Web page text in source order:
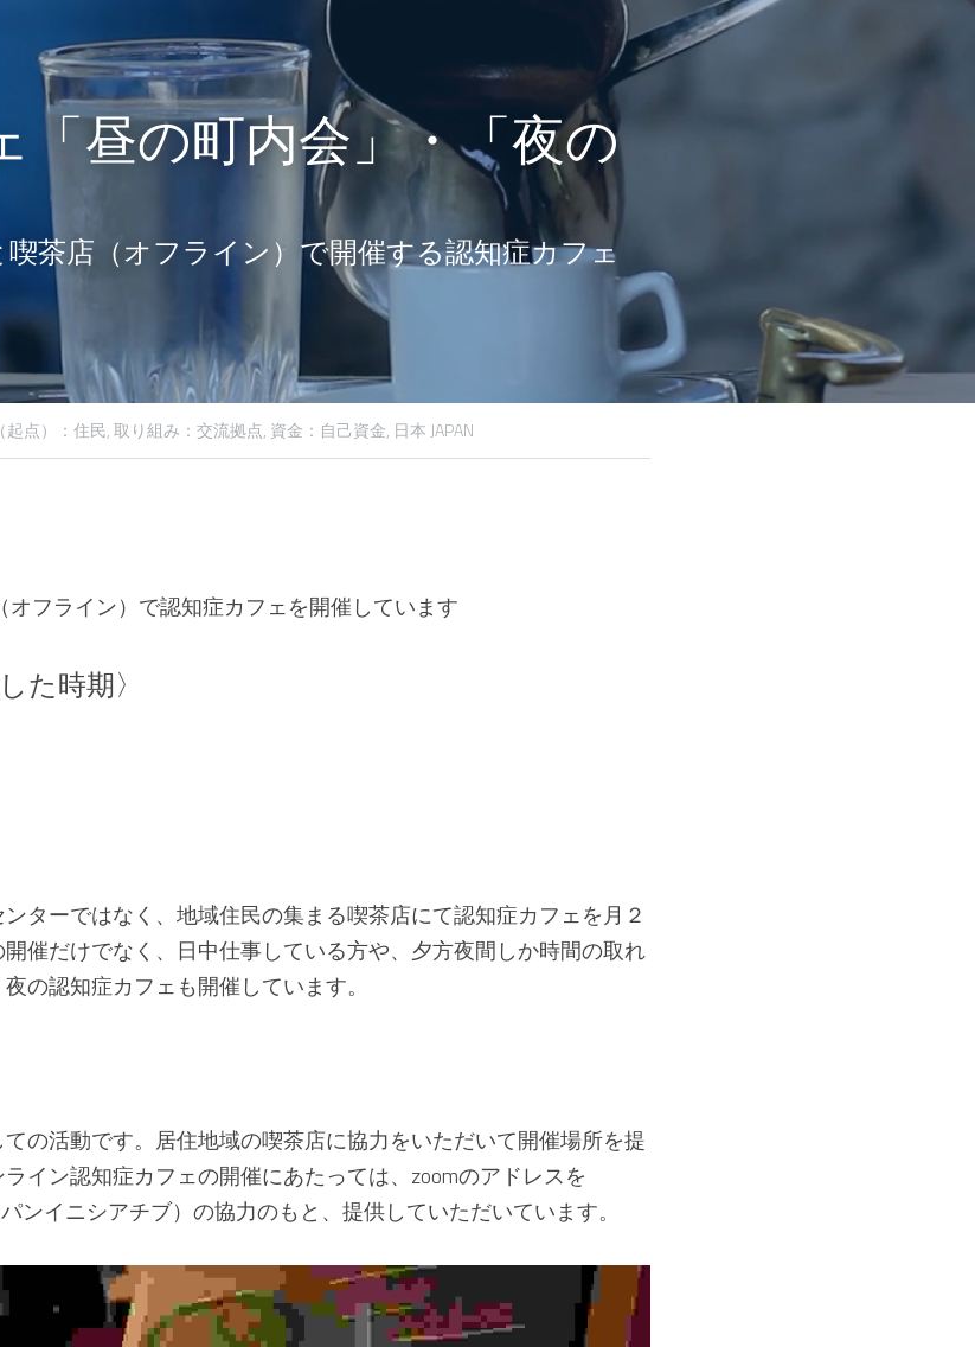
「昼の町内会」・「夜の
茶店（オフライン）で開催する認知症カフェ
起点）：住民,取り組み：交流拠点, 資金：自己資金, 日本 JAPAN
オフライン）で認知症カフェを開催しています
た時期〉
ターではなく、地域住民の集まる喫茶店にて認知症カフェを月２
催だけでなく、日中仕事している方や、夕方夜間しか時間の取れ
の認知症カフェも開催しています。
の活動です。居住地域の喫茶店に協力をいただいて開催場所を提
イン認知症カフェの開催にあたっては、zoomのアドレスを
ンイニシアチブ）の協力のもと、提供していただいています。